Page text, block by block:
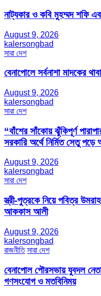
নাট্যকার ও কবি মুহম্মদ শফি
August 9, 2026
kalersongbad
সারা দেশ
বেনাপোলে সর্বনাশা মাদকের
August 9, 2026
kalersongbad
সারা দেশ
“বাঁশের সাঁকোয় ঝুঁকিপূর্ণ
সরকারি অর্থে নির্মিত সেতু
August 9, 2026
kalersongbad
সারা দেশ
স্ত্রী-পুত্রকে নিয়ে পবিত্র
আককাস আলী
August 9, 2026
kalersongbad
রাজনীতি সারা দেশ
বেনাপোল পৌরসভায় যুবদল
গণসংযোগ ও মতবিনিময়